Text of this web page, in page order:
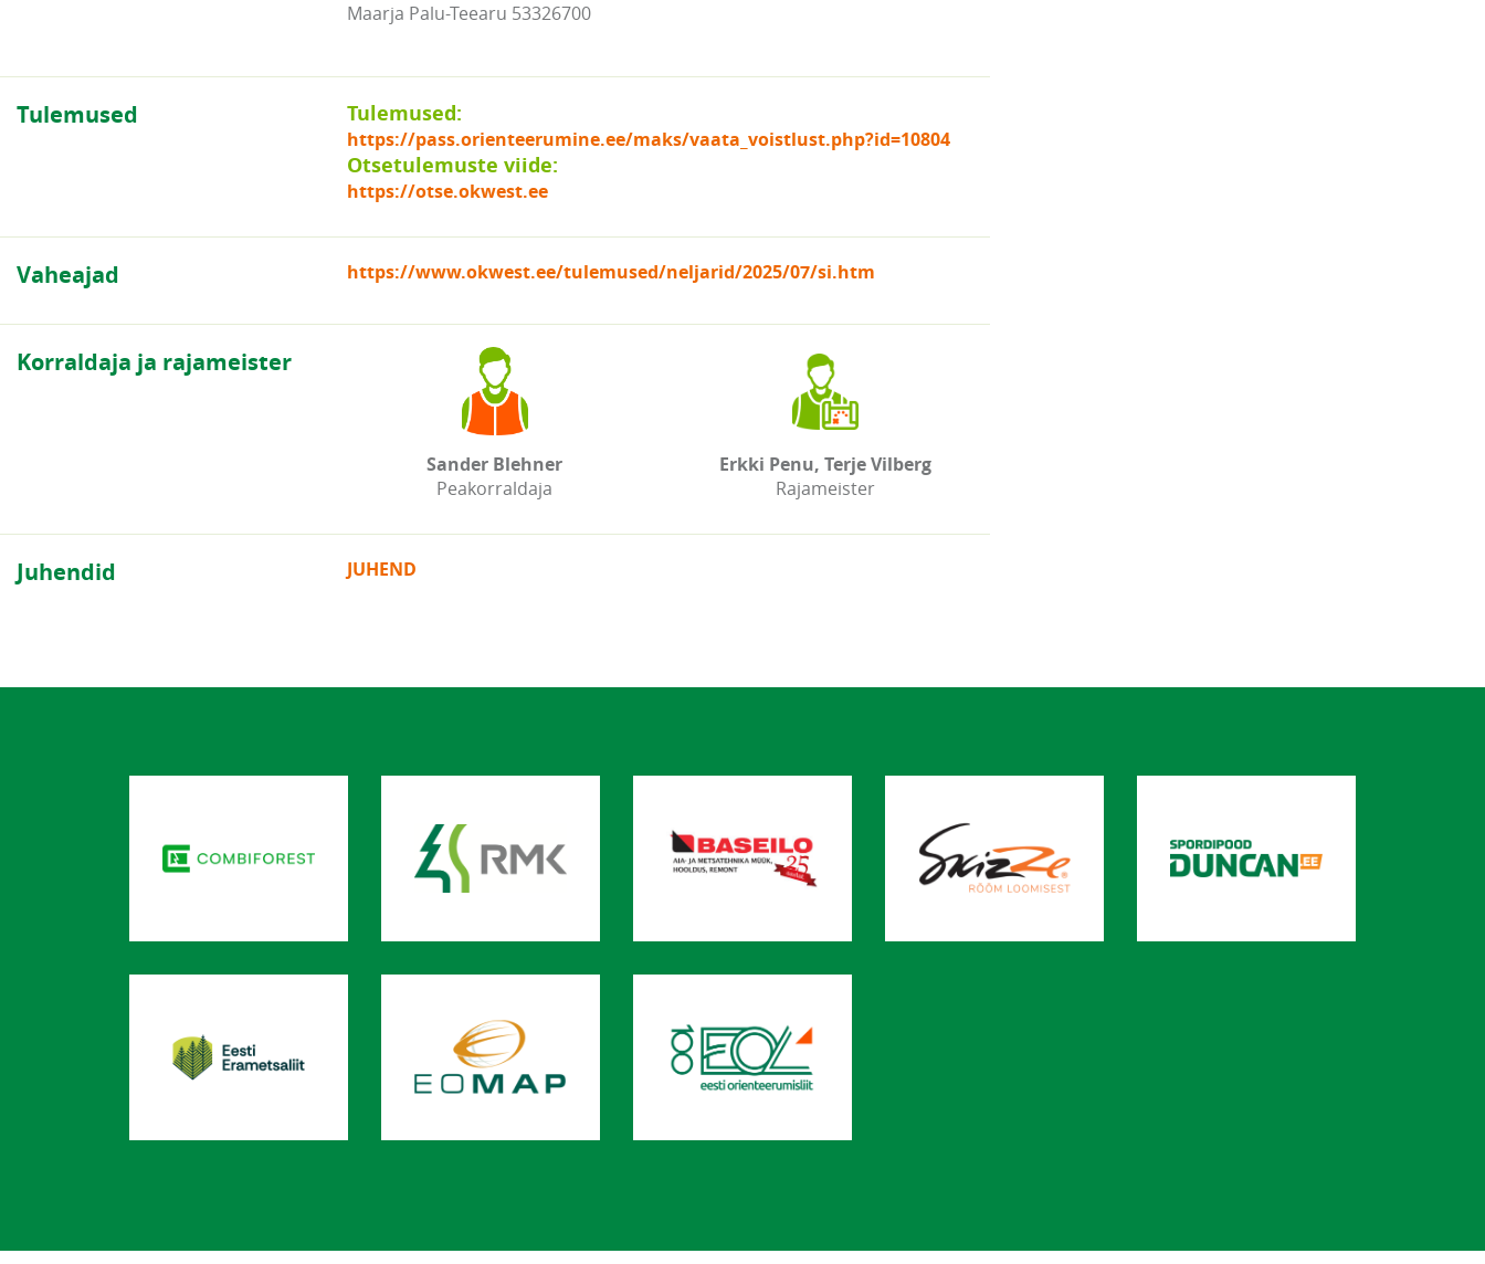
Maarja Palu-Teearu 53326700
Tulemused Tulemused:
https://pass.orienteerumine.ee/maks/vaata_voistlust.php?id=10804
Otsetulemuste viide:
https://otse.okwest.ee
Vaheajad https://www.okwest.ee/tulemused/neljarid/2025/07/si.htm
Korraldaja ja rajameister
Sander Blehner
Peakorraldaja
Erkki Penu, Terje Vilberg
Rajameister
Juhendid JUHEND